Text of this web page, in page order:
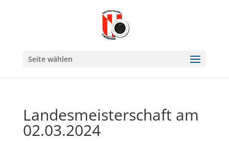
Seite wählen
Landesmeisterschaft am
02.03.2024